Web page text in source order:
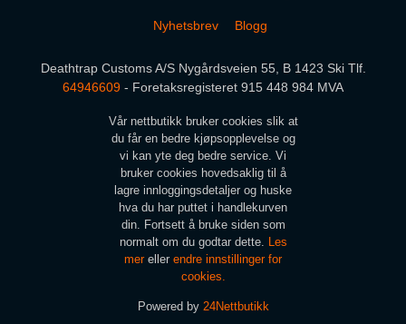
Nyhetsbrev Blogg
Deathtrap Customs A/S Nygårdsveien 55, B 1423 Ski Tlf.
64946609 - Foretaksregisteret 915 448 984 MVA
Vår nettbutikk bruker cookies slik at
du får en bedre kjøpsopplevelse og
vi kan yte deg bedre service. Vi
bruker cookies hovedsaklig til å
lagre innloggingsdetaljer og huske
hva du har puttet i handlekurven
din. Fortsett å bruke siden som
normalt om du godtar dette. Les
mer eller endre innstillinger for
cookies.
Powered by 24Nettbutikk